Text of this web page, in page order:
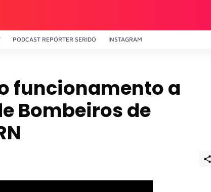
PODCAST REPÓRTER SERIDÓ INSTAGRAM
funcionamento a
Bombeiros de